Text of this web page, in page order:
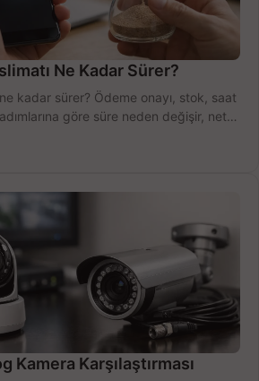
Ne Kadar Sürer?
kadar sürer? Ödeme onayı, stok, saat
göre süre neden değişir, net
Kamera Karşılaştırması